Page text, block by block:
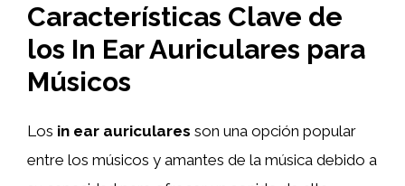
Características Clave de
los In Ear Auriculares para
Músicos
Los in ear auriculares son una opción popular
entre los músicos y amantes de la música debido a